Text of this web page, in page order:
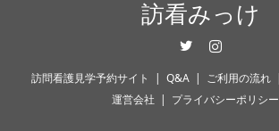
訪看みっけ
訪問看護見学予約サイト Q&A ご利用の流れ
運営会社
プライバシーポリシー